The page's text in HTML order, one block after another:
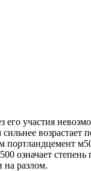
его участия
возрастает
портландцемент
означает степень
на разлом.